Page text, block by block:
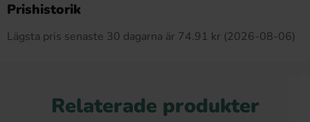
Prishistorik
Lägsta pris senaste 30 dagarna är 74.91 kr (2026-08-06)
Relaterade produkter